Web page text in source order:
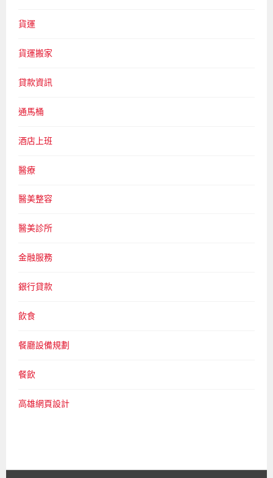
貨運
貨運搬家
貸款資訊
通馬桶
酒店上班
醫療
醫美整容
醫美診所
金融服務
銀行貸款
飲食
餐廳設備規劃
餐飲
高雄網頁設計